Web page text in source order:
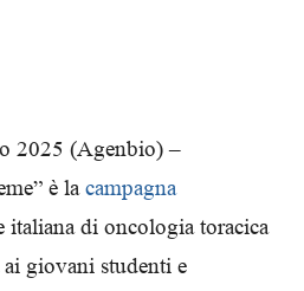
2025 (Agenbio) –
è lacampagna
italiana di oncologia toracica
giovani studenti e